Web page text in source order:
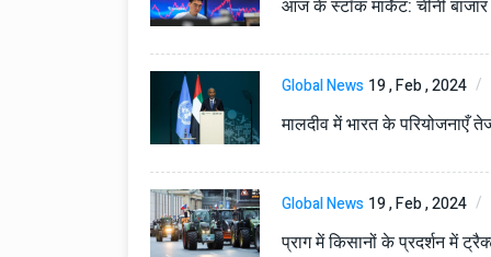
आज के स्टॉक मार्केट: चीनी
Global News 19 , Feb , 2024
मालदीव में भारत के परियोजनाएँ
Global News 19 , Feb , 2024
प्राग में किसानों के प्रदर्शन में
Technology 06 , Dec , 2025